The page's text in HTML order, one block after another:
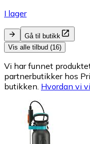
I lager
Gå til butikk
Vis alle tilbud (16)
Vi har funnet
partnerbutikker hos
butikken. Hvordan vi